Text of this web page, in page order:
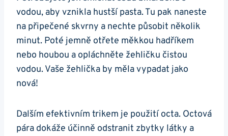
vodou, aby vznikla hustší pasta. Tu pak naneste
⁤na⁢ připečené⁢ skvrny a nechte působit několik
minut. Poté jemně otřete měkkou hadříkem
nebo houbou a opláchněte žehličku ⁣čistou
vodou. Vaše žehlička by měla vypadat jako
nová!
Dalším efektivním⁣ trikem je použití octa. Octová
pára dokáže účinně odstranit zbytky látky a